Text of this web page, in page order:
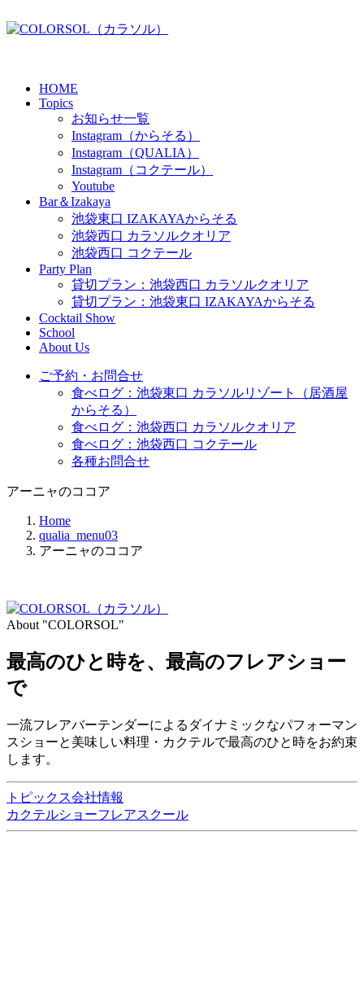
HOME
Topics
お知らせ一覧
Instagram（からそる）
Instagram（QUALIA）
Instagram（コクテール）
Youtube
Bar＆Izakaya
池袋東口 IZAKAYAからそる
池袋西口 カラソルクオリア
池袋西口 コクテール
Party Plan
貸切プラン：池袋西口 カラソルクオリア
貸切プラン：池袋東口 IZAKAYAからそる
Cocktail Show
School
About Us
ご予約・お問合せ
食べログ：池袋東口 カラソルリゾート（居酒屋
からそる）
食べログ：池袋西口 カラソルクオリア
食べログ：池袋西口 コクテール
各種お問合せ
アーニャのココア
Home
qualia_menu03
アーニャのココア
About "COLORSOL"
最高のひと時を、 最高のフレアショー
で
一流フレアバーテンダーによるダイナミックなパフォーマン
スショーと美味しい料理・カクテルで最高のひと時をお約束
します。
トピックス会社情報
カクテルショーフレアスクール